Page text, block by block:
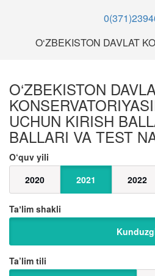
O‘ZBEKISTON DAVLAT
O‘ZBEKISTON
UCHUN KIRISH
BALLARI VA TEST
O‘quv yili
2020
2021 2022
Taʼlim shakli
Ta’lim tili